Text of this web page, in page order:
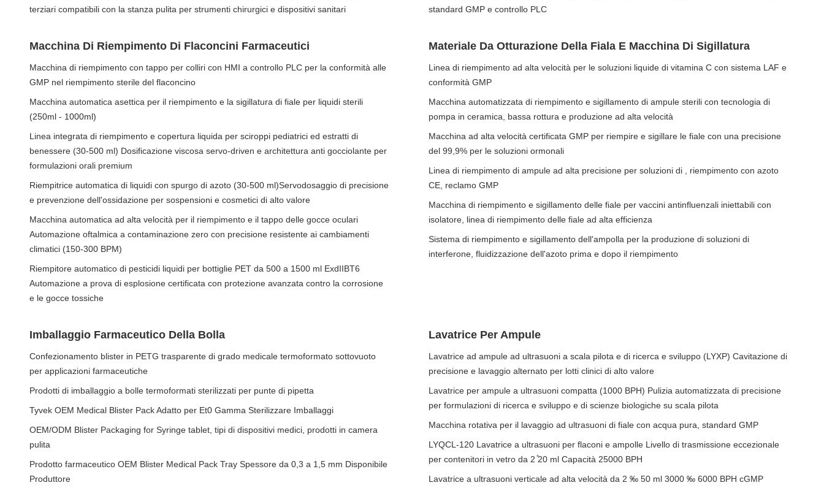
terziari compatibili con la stanza pulita per strumenti chirurgici e dispositivi sanitari
standard GMP e controllo PLC
Macchina Di Riempimento Di Flaconcini Farmaceutici
Macchina di riempimento con tappo per colliri con HMI a controllo PLC per la conformità alle
GMP nel riempimento sterile del flaconcino
Macchina automatica asettica per il riempimento e la sigillatura di fiale per liquidi sterili
(250ml - 1000ml)
Linea integrata di riempimento e copertura liquida per sciroppi pediatrici ed estratti di
benessere (30-500 ml) Dosificazione viscosa servo-driven e architettura anti gocciolante per
formulazioni orali premium
Riempitrice automatica di liquidi con spurgo di azoto (30-500 ml)Servodosaggio di precisione
e prevenzione dell'ossidazione per sospensioni e cosmetici di alto valore
Macchina automatica ad alta velocità per il riempimento e il tappo delle gocce oculari
Automazione oftalmica a contaminazione zero con precisione resistente ai cambiamenti
climatici (150-300 BPM)
Riempitore automatico di pesticidi liquidi per bottiglie PET da 500 a 1500 ml ExdIIBT6
Automazione a prova di esplosione certificata con protezione avanzata contro la corrosione
e le gocce tossiche
Materiale Da Otturazione Della Fiala E Macchina Di Sigillatura
Linea di riempimento ad alta velocità per le soluzioni liquide di vitamina C con sistema LAF e
conformità GMP
Macchina automatizzata di riempimento e sigillamento di ampule sterili con tecnologia di
pompa in ceramica, bassa rottura e produzione ad alta velocità
Macchina ad alta velocità certificata GMP per riempire e sigillare le fiale con una precisione
del 99,9% per le soluzioni ormonali
Linea di riempimento di ampule ad alta precisione per soluzioni di , riempimento con azoto
CE, reclamo GMP
Macchina di riempimento e sigillamento delle fiale per vaccini antinfluenzali iniettabili con
isolatore, linea di riempimento delle fiale ad alta efficienza
Sistema di riempimento e sigillamento dell'ampolla per la produzione di soluzioni di
interferone, fluidizzazione dell'azoto prima e dopo il riempimento
Imballaggio Farmaceutico Della Bolla
Confezionamento blister in PETG trasparente di grado medicale termoformato sottovuoto
per applicazioni farmaceutiche
Prodotti di imballaggio a bolle termoformati sterilizzati per punte di pipetta
Tyvek OEM Medical Blister Pack Adatto per Et0 Gamma Sterilizzare Imballaggi
OEM/ODM Blister Packaging for Syringe tablet, tipi di dispositivi medici, prodotti in camera
pulita
Prodotto farmaceutico OEM Blister Medical Pack Tray Spessore da 0,3 a 1,5 mm Disponibile
Produttore
Lavatrice Per Ampule
Lavatrice ad ampule ad ultrasuoni a scala pilota e di ricerca e sviluppo (LYXP) Cavitazione di
precisione e lavaggio alternato per lotti clinici di alto valore
Lavatrice per ampule a ultrasuoni compatta (1000 BPH) Pulizia automatizzata di precisione
per formulazioni di ricerca e sviluppo e di scienze biologiche su scala pilota
Macchina rotativa per il lavaggio ad ultrasuoni di fiale con acqua pura, standard GMP
LYQCL-120 Lavatrice a ultrasuoni per flaconi e ampolle Livello di trasmissione eccezionale
per contenitori in vetro da 2 ̊20 ml Capacità 25000 BPH
Lavatrice a ultrasuoni verticale ad alta velocità da 2 ‰ 50 ml 3000 ‰ 6000 BPH cGMP